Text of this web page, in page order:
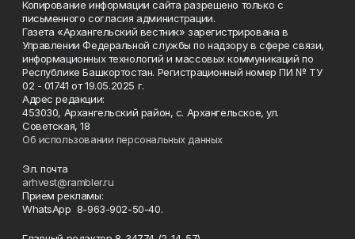
Копирование информации сайта разрешено только с
письменного согласия администрации.
Газета «Архангельский вестник» зарегистрирована в
Управлении Федеральной службы по надзору в сфере связи,
информационных технологий и массовых коммуникаций по
Республике Башкортостан. Регистрационный номер ПИ № ТУ
02 - 01741 от 19.05.2025 г.
Адрес редакции:
453030, Архангельский район, с. Архангельское, ул.
Советская, 18
Об использовании персональных данных
Эл. почта
arhvest@rambler.ru
Прием рекламы:
WhatsApp 8-963-902-50-40.